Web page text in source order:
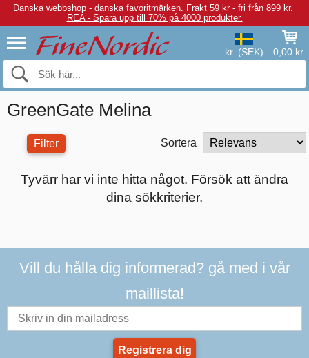
Danska webbshop - danska favoritmärken. Frakt 59 kr - fri från 899 kr.
REA - Spara upp till 70% på 4000 produkter.
kr. (SEK) 0,00 kr.
GreenGate Melina
Filter Sortera
Tyvärr har vi inte hitta något. Försök att ändra
dina sökkriterier.
Vill du hålla dig informerad? gå med i vår
maillista!
Registrera dig